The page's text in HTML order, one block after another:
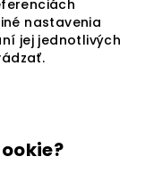
nastavenia
jej jednotlivých